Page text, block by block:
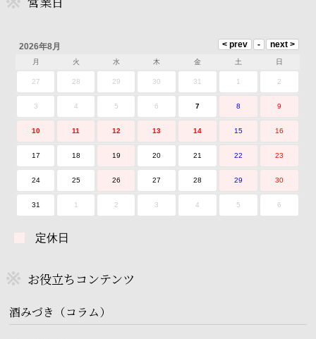
2026年8月
月 火 水 木 金 土 日
27 28 29 30 31 1 2
3 4 5 6 7 8 9
10 11 12 13 14 15 16
17 18 19 20 21 22 23
24 25 26 27 28 29 30
31 1 2 3 4 5 6
定休日
お役立ちコンテンツ
酒みづき（コラム）